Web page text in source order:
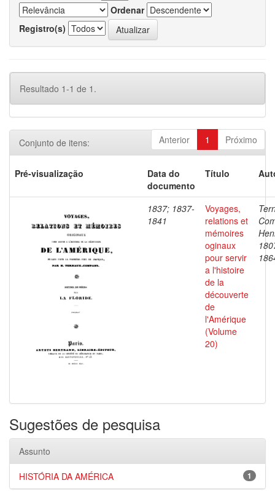
Ordenar
Registro(s)
Resultado 1-1 de 1.
Anterior 1 Próximo
Conjunto de itens:
Pré-visualização
Data do
documento
Título
1837; 1837-
1841
Voyages,
relations et
mémoires
oginaux
pour servir
a l'histoire
de la
découverte
de
l'Amérique
(Volume
20)
Sugestões de pesquisa
Assunto
1
HISTÓRIA DA AMÉRICA